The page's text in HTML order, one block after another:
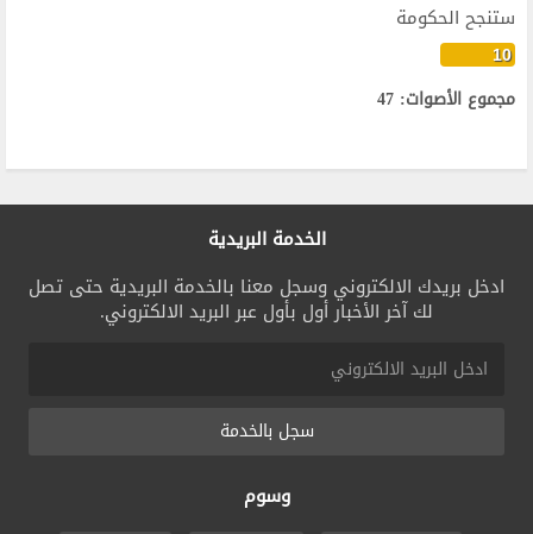
ستنجح الحكومة
10
مجموع الأصوات: 47
الخدمة البريدية
ادخل بريدك الالكتروني وسجل معنا بالخدمة البريدية حتى تصل
لك آخر الأخبار أول بأول عبر البريد الالكتروني.
سجل بالخدمة
وسوم